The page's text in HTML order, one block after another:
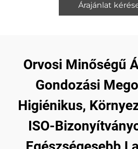
Árajánlat
Orvosi Minőségű
Gondozási
Higiénikus,
ISO-